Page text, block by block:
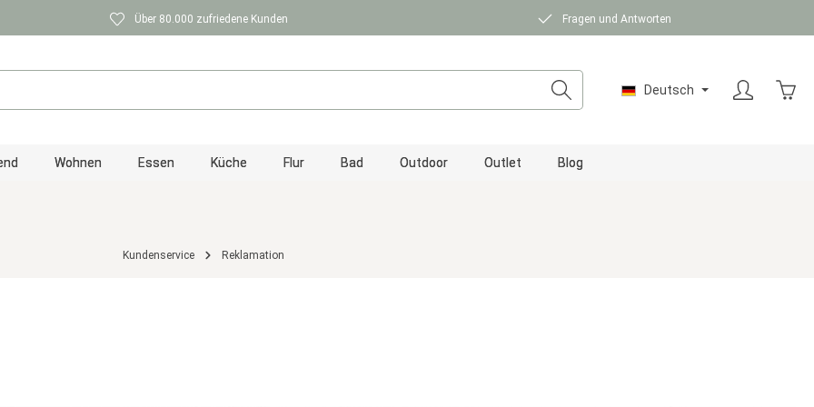
Über 80.000 zufriedene Kunden Fragen und Antworten
Deutsch
Wohnen Essen Küche Flur Bad Outdoor Outlet Blog
Kundenservice Reklamation